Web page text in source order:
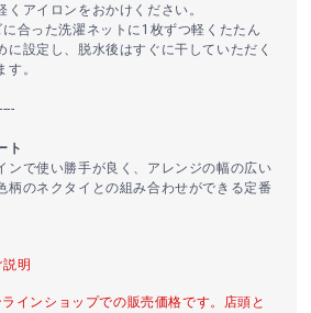
くアイロンをおかけください。
合った洗濯ネットに1枚ずつ軽くたたん
に設定し、脱水後はすぐに干していただく
す。
ト
ンで使い勝手が良く、アレンジの幅の広い
柄のネクタイとの組み合わせができる定番
明
ラインショップでの販売価格です。店頭と